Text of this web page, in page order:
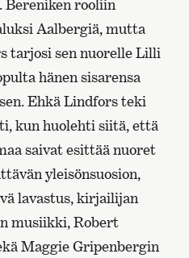
Bereniken rooliin
Aalbergiä, mutta
tarjosi sen nuorelle Lilli
hänen sisarensa
Ehkä Lindfors teki
kun huolehti siitä, että
saivat esittää nuoret
yleisönsuosion,
lavastus, kirjailijan
musiikki, Robert
Maggie Gripenbergin